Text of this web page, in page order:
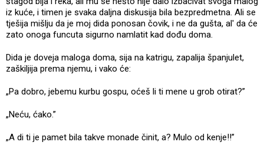
iz kuće, i timen je svaka daljna diskusija bila bezpredmetna. Ali se
tješija mišlju da je moj dida ponosan čovik, i ne da gušta, al' da će
zato onoga funcuta sigurno namlatit kad dođu doma.
Dida je doveja maloga doma, sija na katrigu, zapalija španjulet,
zaškiljija prema njemu, i vako će:
„Pa dobro, jebemu kurbu gospu, oćeš li ti mene u grob otirat?”
„Neću, ćako.”
„A di ti je pamet bila takve monade činit, a? Mulo od kenje!!”